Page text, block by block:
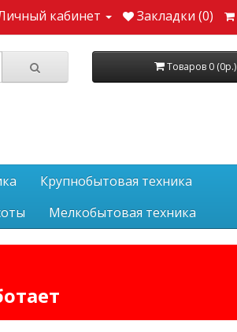
кабинет Закладки (0)
Товаров 0 (0р.)
Крупнобытовая техника
Мелкобытовая техника